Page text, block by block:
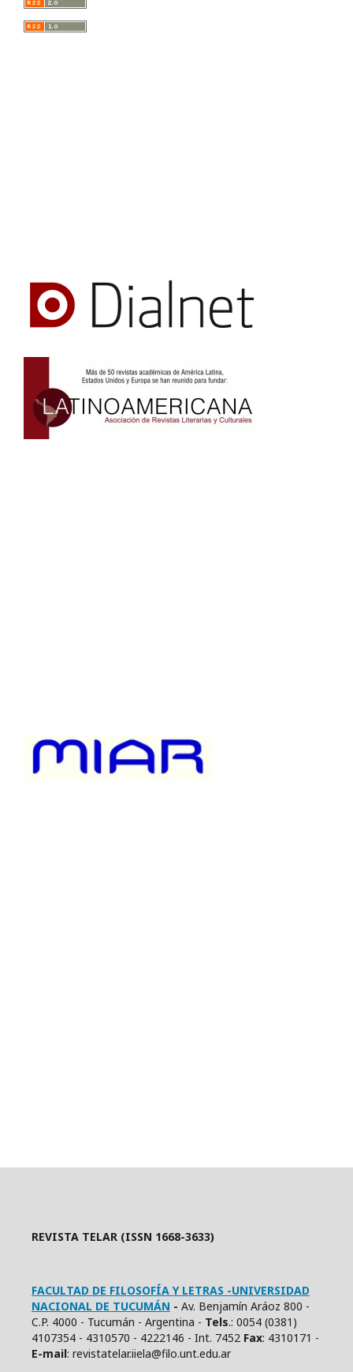
REVISTA TELAR (ISSN 1668-3633)
FACULTAD DE FILOSOFÍA Y LETRAS -UNIVERSIDAD
NACIONAL DE TUCUMÁN - Av. Benjamín Aráoz 800 -
C.P. 4000 - Tucumán - Argentina - Tels.: 0054 (0381)
4107354 - 4310570 - 4222146 - Int. 7452 Fax: 4310171 -
E-mail: revistatelar.iiela@filo.unt.edu.ar